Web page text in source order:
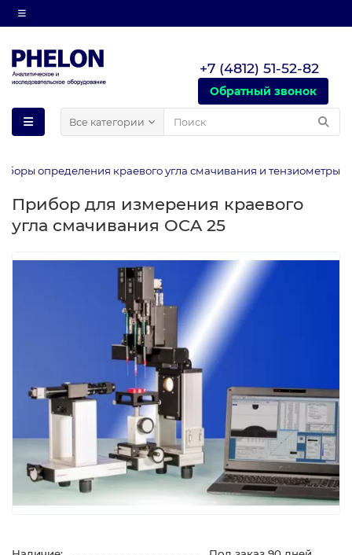
+7 (4812) 51-52-82
Обратный звонок
Все категории
определения краевого угла смачивания и тензиометры
Прибор для измерения краевого
угла смачивания OCA 25